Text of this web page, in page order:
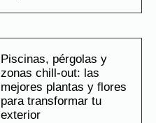
Piscinas, pérgolas y
zonas chill-out: las
mejores plantas y flores
para transformar tu
exterior